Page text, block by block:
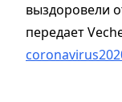
выздоровели
передает